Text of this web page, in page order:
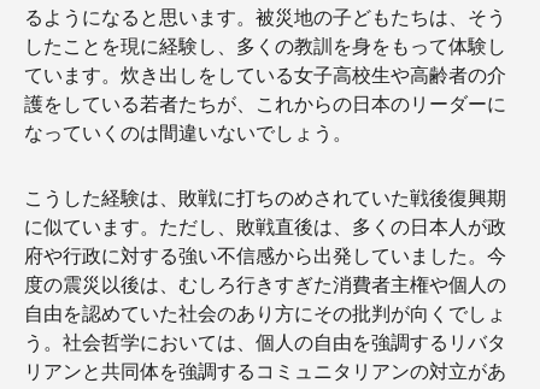
るようになると思います。被災地の子どもたちは、そう
したことを現に経験し、多くの教訓を身をもって体験し
ています。炊き出しをしている女子高校生や高齢者の介
護をしている若者たちが、これからの日本のリーダーに
なっていくのは間違いないでしょう。
こうした経験は、敗戦に打ちのめされていた戦後復興期
に似ています。ただし、敗戦直後は、多くの日本人が政
府や行政に対する強い不信感から出発していました。今
度の震災以後は、むしろ行きすぎた消費者主権や個人の
自由を認めていた社会のあり方にその批判が向くでしょ
う。社会哲学においては、個人の自由を強調するリバタ
リアンと共同体を強調するコミュニタリアンの対立があ